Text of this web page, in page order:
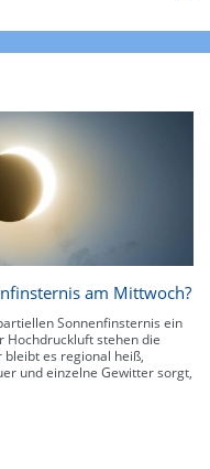
am Mittwoch?
Sonnenfinsternis ein
Hochdruckluft stehen die
es regional heiß,
und einzelne Gewitter sorgt,